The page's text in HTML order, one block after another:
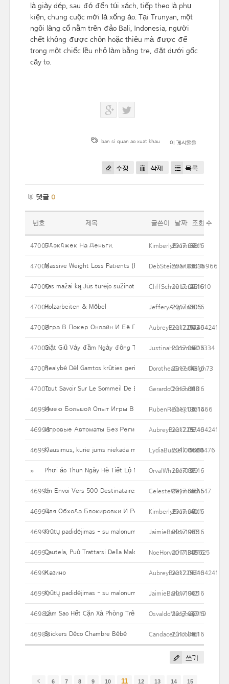
là giày dép, sau đó đến túi xách, tiếp theo là phụ
kiện, chung cuộc mới là xống áo. Tại Trunyan, một
ngôi làng cổ nằm trên đảo Bali, Indonesia, người
chết không được chôn hoặc thiêu mà được để
trong một chiếc lều nhỏ làm bằng tre, đặt dưới gốc
cây to.
ban si quan ao xuat khau 이 게시물을
수정 삭제 목록
댓글 0
번호 제목 글쓴이 날짜 조회 수
47007Бдэкджек На Деньги. KimberlyBrummitt1
2017.06.16
38
47006Massive Weight Loss Patients (Pazienti MWL): Pazienti Poiché
DebSteinman83436966
2017.06.16
40
47005Kas mažai ką Jūs turėjo sužinoti apie Nose JobCliffSchweizer251610
2017.06.16
46
47004Holzarbeiten & Möbel JefferyAngwin405
2017.06.16
50
47003Игра В Покер Онлайн И Её Популярные Разновидности В
AubreyBeck2257404241
2017.06.16
143
47002Giặt Giũ Váy đầm Ngày đông Tiết Lậu Nổi Niềm Của Bạn
JustinaHolcombe03334
2017.06.16
48
47001Realybė Dėl Gamtos krūties gerinimo tablečiųDorotheaGreenhalgh73
2017.06.16
43
47000Tout Savoir Sur Le Sommeil De Bébé GerardoOrmond90
2017.06.16
113
46999Имею Большой Опыт Игры В Казино, Раньше Посещал
RubenReibey1861466
2017.06.16
37
46998Игровые Автоматы Без Регистрации Сегодня Скачать
AubreyBeck2257404241
2017.06.16
51
46997Klausimus, kurie jums niekada maniau Užduoti Dėl pilvo Tuck
LydiaBussell06560476
2017.06.16
1081
» Phơi áo Thun Ngày Hè Tiết Lộ Nỗi Lo âu Của Bà Mẹ
OrvalWhicker037
2017.06.16
99
46995Un Envoi Vers 500 Destinataires Est Possible Par Jour. De
CelesteWeymouth547
2017.06.16
46
46994Для Обхода Блокировки И Решения Ряда Других
KimberlyBrummitt1
2017.06.16
40
46993Krūtų padidėjimas - su malonumu atlygių Šios procedūros
JaimieBarlow1925
2017.06.16
40
46992Cautela, Può Trattarsi Della Malore Di CushingNoeHorvath71355625
2017.06.16
48
46991Казино AubreyBeck2257404241
2017.06.16
42
46990Krūtų padidėjimas - su malonumu atlygių Šios procedūros
JaimieBarlow1925
2017.06.16
47
46989Làm Sao Hết Cặn Xà Phòng Trên áo Thun Khi Giặt Bằng Máy
OsvaldoMacghey919
2017.06.16
37
46988Stickers Déco Chambre Bébé CandaceLincoln61
2017.06.16
46
쓰기
6 7 8 9 10 11 12 13 14 15